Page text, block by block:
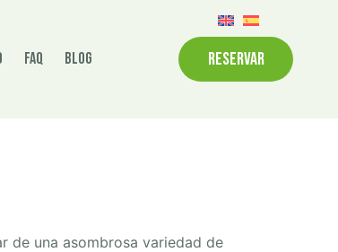
FAQ Blog RESERVAR
de una asombrosa variedad de